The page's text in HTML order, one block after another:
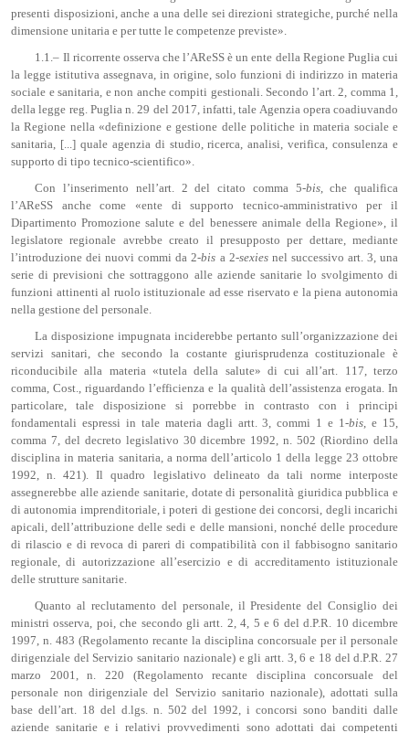
presenti disposizioni, anche a una delle sei direzioni strategiche, purché nella
dimensione unitaria e per tutte le competenze previste».
1.1.– Il ricorrente osserva che l’AReSS è un ente della Regione Puglia cui
la legge istitutiva assegnava, in origine, solo funzioni di indirizzo in materia
sociale e sanitaria, e non anche compiti gestionali. Secondo l’art. 2, comma 1,
della legge reg. Puglia n. 29 del 2017, infatti, tale Agenzia opera coadiuvando
la Regione nella «definizione e gestione delle politiche in materia sociale e
sanitaria, [...] quale agenzia di studio, ricerca, analisi, verifica, consulenza e
supporto di tipo tecnico-scientifico».
Con l’inserimento nell’art. 2 del citato comma 5-bis, che qualifica
l’AReSS anche come «ente di supporto tecnico-amministrativo per il
Dipartimento Promozione salute e del benessere animale della Regione», il
legislatore regionale avrebbe creato il presupposto per dettare, mediante
l’introduzione dei nuovi commi da 2-bis a 2-sexiesnel successivo art. 3, una
serie di previsioni che sottraggono alle aziende sanitarie lo svolgimento di
funzioni attinenti al ruolo istituzionale ad esse riservato e la piena autonomia
nella gestione del personale.
La disposizione impugnata inciderebbe pertanto sull’organizzazione dei
servizi sanitari, che secondo la costante giurisprudenza costituzionale è
riconducibile alla materia «tutela della salute» di cui all’art. 117, terzo
comma, Cost., riguardando l’efficienza e la qualità dell’assistenza erogata. In
particolare, tale disposizione si porrebbe in contrasto con i principi
fondamentali espressi in tale materia dagli artt. 3, commi 1 e 1-bis, e 15,
comma 7, del decreto legislativo 30 dicembre 1992, n. 502 (Riordino della
disciplina in materia sanitaria, a norma dell’articolo 1 della legge 23 ottobre
1992, n. 421). Il quadro legislativo delineato da tali norme interposte
assegnerebbe alle aziende sanitarie, dotate di personalità giuridica pubblica e
di autonomia imprenditoriale, i poteri di gestione dei concorsi, degli incarichi
apicali, dell’attribuzione delle sedi e delle mansioni, nonché delle procedure
di rilascio e di revoca di pareri di compatibilità con il fabbisogno sanitario
regionale, di autorizzazione all’esercizio e di accreditamento istituzionale
delle strutture sanitarie.
Quanto al reclutamento del personale, il Presidente del Consiglio dei
ministri osserva, poi, che secondo gli artt. 2, 4, 5 e 6 del d.P.R. 10 dicembre
1997, n. 483 (Regolamento recante la disciplina concorsuale per il personale
dirigenziale del Servizio sanitario nazionale) e gli artt. 3, 6 e 18 del d.P.R. 27
marzo 2001, n. 220 (Regolamento recante disciplina concorsuale del
personale non dirigenziale del Servizio sanitario nazionale), adottati sulla
base dell’art. 18 del d.lgs. n. 502 del 1992, i concorsi sono banditi dalle
aziende sanitarie e i relativi provvedimenti sono adottati dai competenti